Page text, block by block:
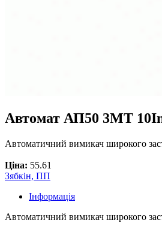
Автомат АП50 3МТ
Автоматичний вимикач широкого
Ціна: 55.61
Зябкін, ПП
Інформація
Автоматичний вимикач широкого